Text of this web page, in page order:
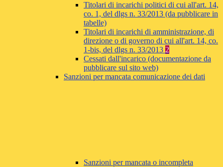
Titolari di incarichi politici di cui all'art. 14,
co. 1, del dlgs n. 33/2013 (da pubblicare in
tabelle)
Titolari di incarichi di amministrazione, di
direzione o di governo di cui all'art. 14, co.
1-bis, del dlgs n. 33/2013 2
Cessati dall'incarico (documentazione da
pubblicare sul sito web)
Sanzioni per mancata comunicazione dei dati
Sanzioni per mancata o incompleta